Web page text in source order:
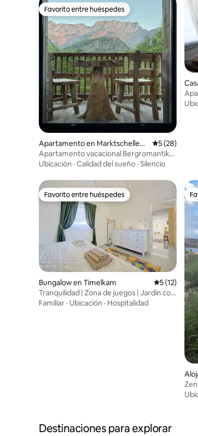
Favorito entre huéspedes
Favorito entre huéspedes
Apartamento en Marktschellenb
erg
Calificación
5 (28)
Apartamento vacacional Bergromantik
Charisma
Ubicación · Calidad del sueño · Silencio
Favorito entre huéspedes
Favorito entre huéspedes
Bungalow en Timelkam Calificación
5 (12)
Tranquilidad | Zona de juegos | Jardín con
brasero
Familiar · Ubicación · Hospitalidad
Destinaciones para explorar